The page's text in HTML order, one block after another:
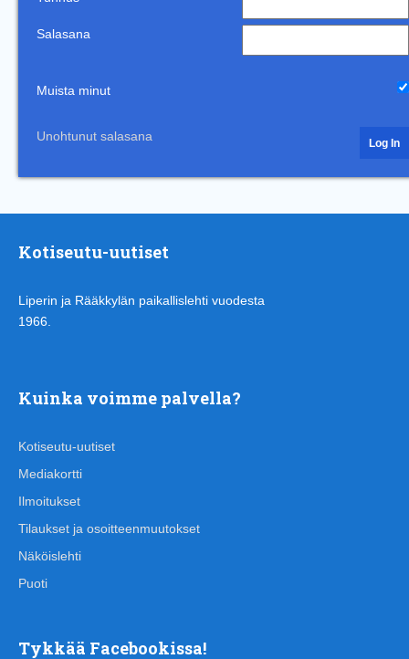
Salasana
Muista minut
Unohtunut salasana
Kotiseutu-uutiset
Liperin ja Rääkkylän paikallislehti vuodesta
1966.
Kuinka voimme palvella?
Kotiseutu-uutiset
Mediakortti
Ilmoitukset
Tilaukset ja osoitteenmuutokset
Näköislehti
Puoti
Tykkää Facebookissa!